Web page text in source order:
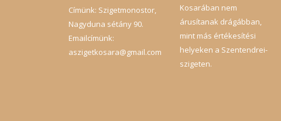
Címünk: Szigetmonostor,
Nagyduna sétány 90.
Emailcímünk:
aszigetkosara@gmail.com
Kosarában nem
árusítanak drágábban,
mint más értékesítési
helyeken a Szentendrei-
szigeten.